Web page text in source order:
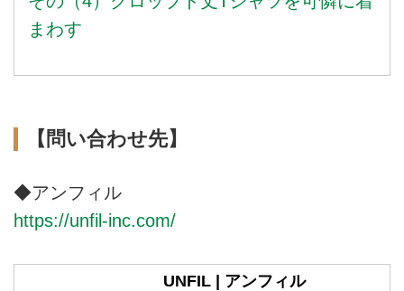
まわす
【問い合わせ先】
◆アンフィル
https://unfil-inc.com/
UNFIL | アンフィル